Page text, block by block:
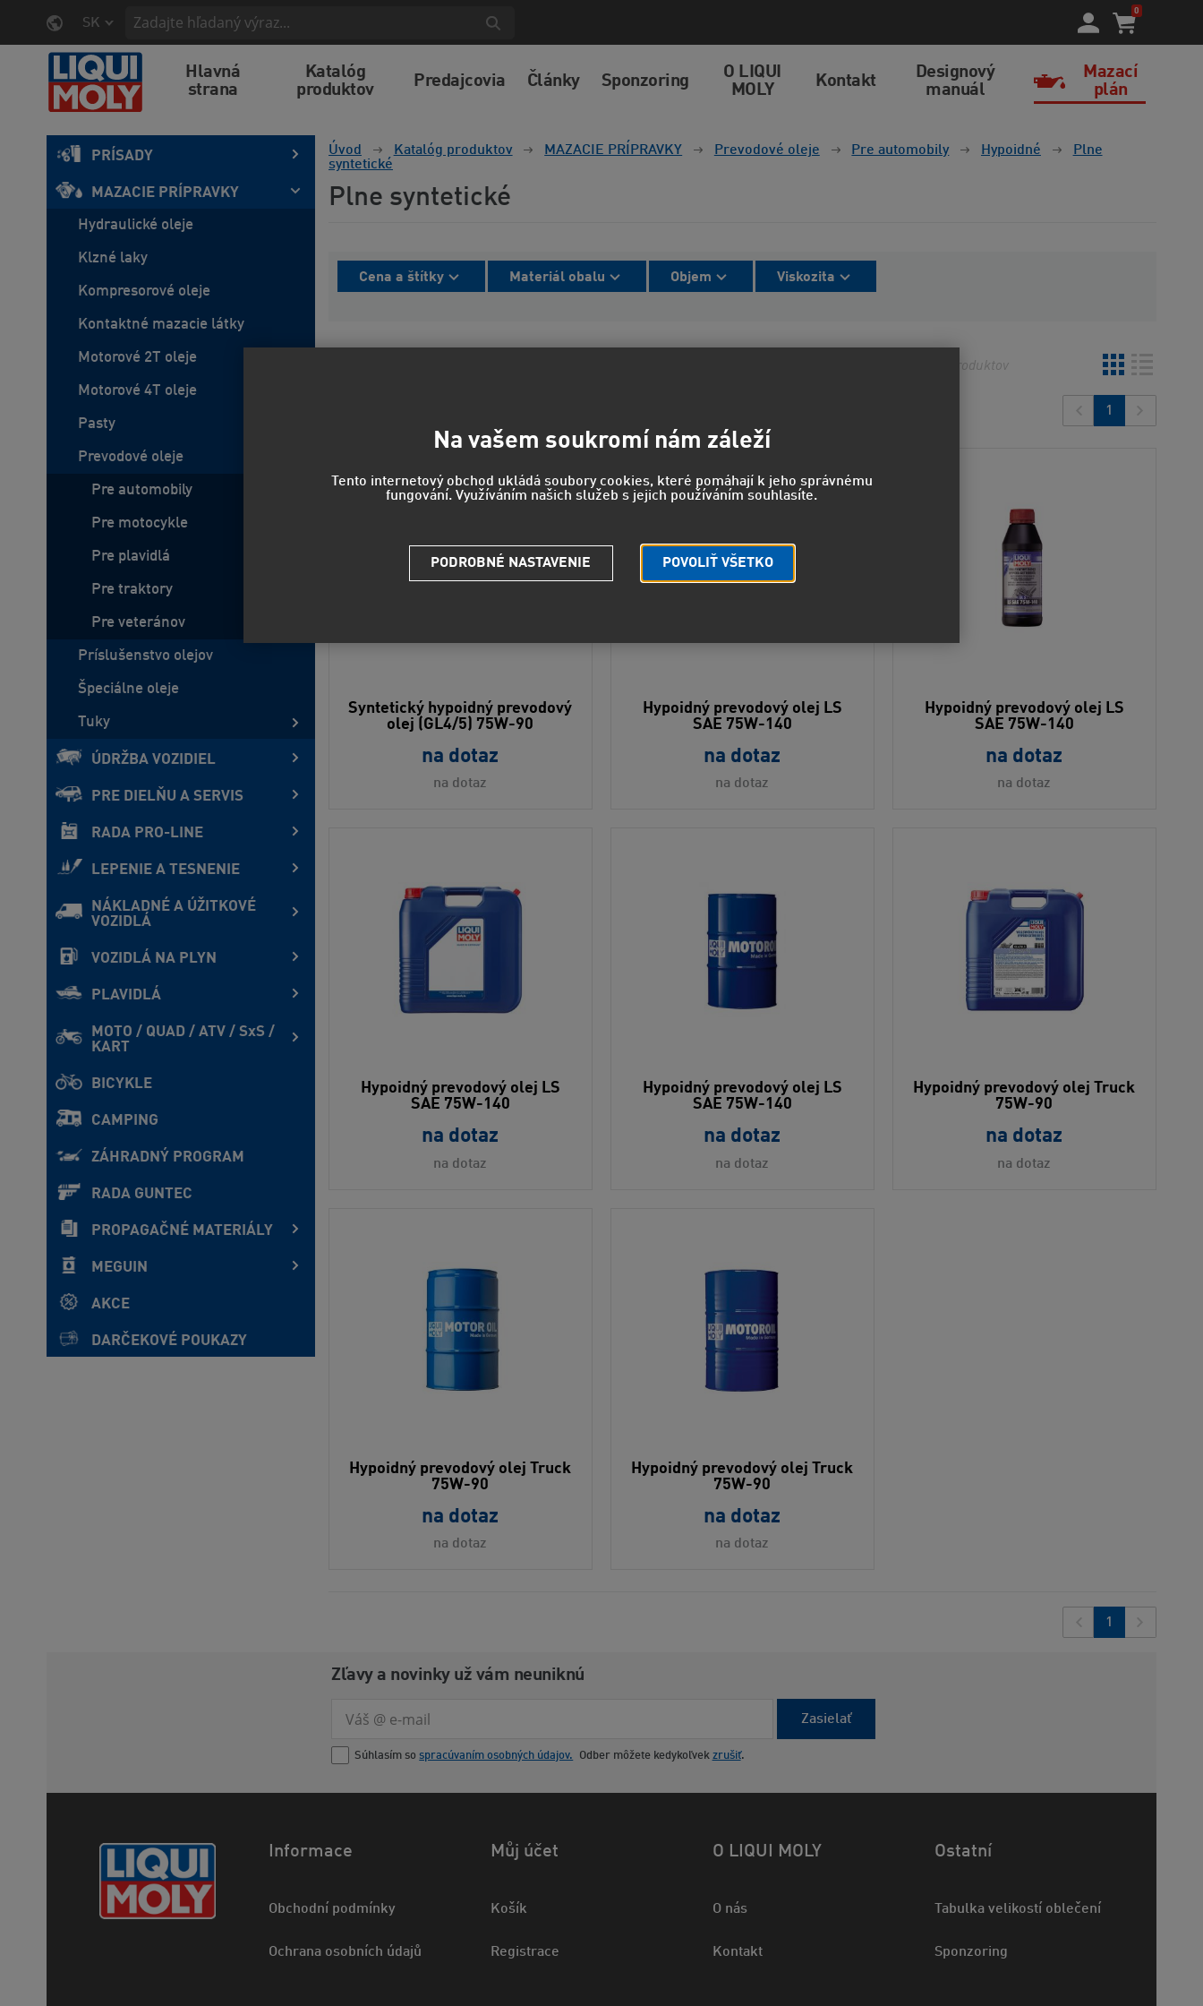
SK
0
Hlavná
strana
Katalóg
produktov
Predajcovia Články Sponzoring
O LIQUI
MOLY
Kontakt
Designový
manuál
Mazací
plán
PRÍSADY
MAZACIE PRÍPRAVKY
Hydraulické oleje
Klzné laky
Kompresorové oleje
Kontaktné mazacie látky
Motorové 2T oleje
Motorové 4T oleje
Pasty
Prevodové oleje
Pre automobily
Pre motocykle
Pre plavidlá
Pre traktory
Pre veteránov
Príslušenstvo olejov
Špeciálne oleje
Tuky
ÚDRŽBA VOZIDIEL
PRE DIELŇU A SERVIS
RADA PRO-LINE
LEPENIE A TESNENIE
NÁKLADNÉ A ÚŽITKOVÉ
VOZIDLÁ
VOZIDLÁ NA PLYN
PLAVIDLÁ
MOTO / QUAD / ATV / SxS /
KART
BICYKLE
CAMPING
ZÁHRADNÝ PROGRAM
RADA GUNTEC
PROPAGAČNÉ MATERIÁLY
MEGUIN
AKCE
DARČEKOVÉ POUKAZY
Úvod Katalóg produktov MAZACIE PRÍPRAVKY Prevodové oleje Pre automobily Hypoidné
Plne
syntetické
Plne syntetické
Cena a štítky Materiál obalu Objem Viskozita
produktov
1
Syntetický hypoidný prevodový
olej (GL4/5) 75W-90
na dotaz
na dotaz
Hypoidný prevodový olej LS
SAE 75W-140
na dotaz
na dotaz
Hypoidný prevodový olej LS
SAE 75W-140
na dotaz
na dotaz
Hypoidný prevodový olej LS
SAE 75W-140
na dotaz
na dotaz
Hypoidný prevodový olej LS
SAE 75W-140
na dotaz
na dotaz
Hypoidný prevodový olej Truck
75W-90
na dotaz
na dotaz
Hypoidný prevodový olej Truck
75W-90
na dotaz
na dotaz
Hypoidný prevodový olej Truck
75W-90
na dotaz
na dotaz
1
Zľavy a novinky už vám neuniknú
Zasielať
Súhlasím so spracúvaním osobných údajov. Odber môžete kedykoľvek zrušiť.
Informace
Obchodní podmínky
Ochrana osobních údajů
Můj účet
Košík
Registrace
O LIQUI MOLY
O nás
Kontakt
Ostatní
Tabulka velikostí oblečení
Sponzoring
Na vašem soukromí nám záleží
Tento internetový obchod ukládá soubory cookies, které pomáhají k jeho správnému
fungování. Využíváním našich služeb s jejich používáním souhlasíte.
POVOLIŤ VŠETKO
PODROBNÉ NASTAVENIE